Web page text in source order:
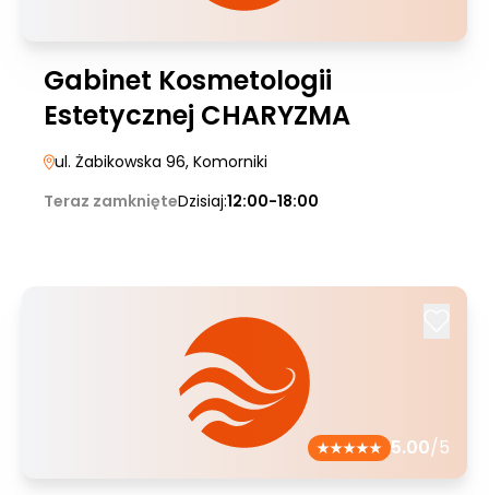
Gabinet Kosmetologii
Estetycznej CHARYZMA
ul. Żabikowska 96, Komorniki
Teraz zamknięteDzisiaj:12:00-18:00
5.00/5